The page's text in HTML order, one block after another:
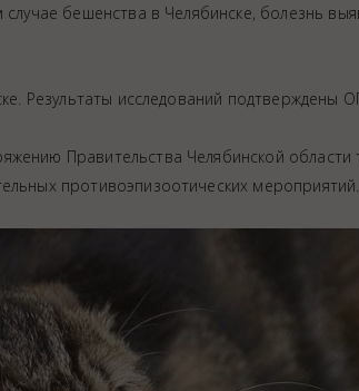
бешенства в Челябинске, болезнь
Результаты исследований подтверждены
Правительства Челябинской области
противоэпизоотических мероприятий.